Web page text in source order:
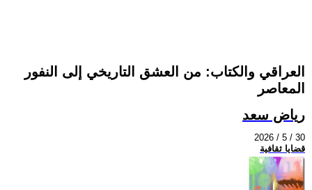
العراقي والكتاب: من العشق التاريخي إلى النفور
المعاصر
رياض سعد
2026 / 5 / 30
قضايا ثقافية